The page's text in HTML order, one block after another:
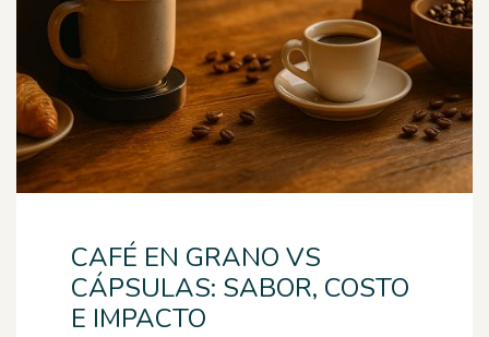
CAFÉ EN GRANO VS
CÁPSULAS: SABOR, COSTO
E IMPACTO